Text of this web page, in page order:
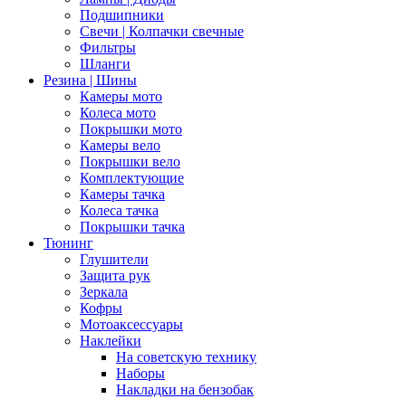
Подшипники
Свечи | Колпачки свечные
Фильтры
Шланги
Резина | Шины
Камеры мото
Колеса мото
Покрышки мото
Камеры вело
Покрышки вело
Комплектующие
Камеры тачка
Колеса тачка
Покрышки тачка
Тюнинг
Глушители
Защита рук
Зеркала
Кофры
Мотоаксессуары
Наклейки
На советскую технику
Наборы
Накладки на бензобак